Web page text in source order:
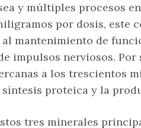
y múltiples procesos
por dosis, este
mantenimiento de
impulsos nerviosos.
a los trescientos
proteica y la
tres minerales